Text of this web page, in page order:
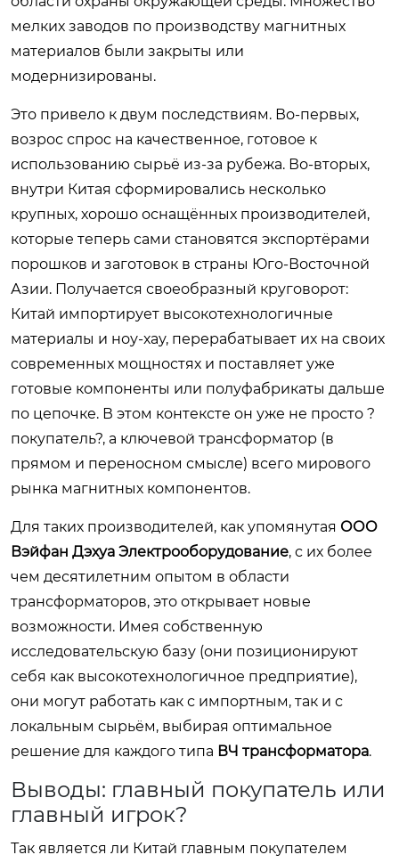
мелких заводов по производству магнитных
материалов были закрыты или
модернизированы.
Это привело к двум последствиям. Во-первых,
возрос спрос на качественное, готовое к
использованию сырьё из-за рубежа. Во-вторых,
внутри Китая сформировались несколько
крупных, хорошо оснащённых производителей,
которые теперь сами становятся экспортёрами
порошков и заготовок в страны Юго-Восточной
Азии. Получается своеобразный круговорот:
Китай импортирует высокотехнологичные
материалы и ноу-хау, перерабатывает их на своих
современных мощностях и поставляет уже
готовые компоненты или полуфабрикаты дальше
по цепочке. В этом контексте он уже не просто ?
покупатель?, а ключевой трансформатор (в
прямом и переносном смысле) всего мирового
рынка магнитных компонентов.
Для таких производителей, как упомянутая ООО
Вэйфан Дэхуа Электрооборудование, с их более
чем десятилетним опытом в области
трансформаторов, это открывает новые
возможности. Имея собственную
исследовательскую базу (они позиционируют
себя как высокотехнологичное предприятие),
они могут работать как с импортным, так и с
локальным сырьём, выбирая оптимальное
решение для каждого типа ВЧ трансформатора.
Выводы: главный покупатель или
главный игрок?
Так является ли Китай главным покупателем